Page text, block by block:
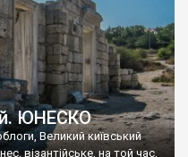
ЮНЕСКО
Великий київський
візантійське, на той час,